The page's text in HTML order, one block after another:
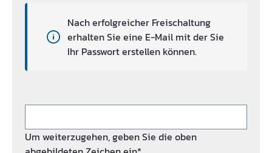
Nach erfolgreicher Freischaltung
erhalten Sie eine E-Mail mit der Sie
Ihr Passwort erstellen können.
Um weiterzugehen, geben Sie die oben